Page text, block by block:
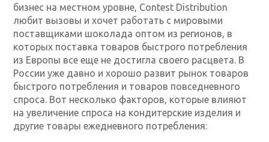
бизнес на местном уровне, Contest Distribution
любит вызовы и хочет работать с мировыми
поставщиками шоколада оптом из регионов, в
которых поставка товаров быстрого потребления
из Европы все еще не достигла своего расцвета. В
России уже давно и хорошо развит рынок товаров
быстрого потребления и товаров повседневного
спроса. Вот несколько факторов, которые влияют
на увеличение спроса на кондитерские изделия и
другие товары ежедневного потребления: